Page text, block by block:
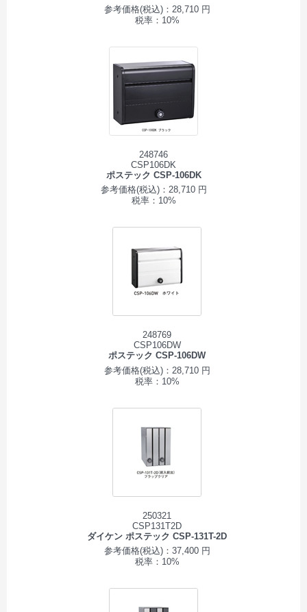
参考価格(税込)：28,710 円
税率：10%
248746
CSP106DK
ポステック CSP-106DK
参考価格(税込)：28,710 円
税率：10%
248769
CSP106DW
ポステック CSP-106DW
参考価格(税込)：28,710 円
税率：10%
250321
CSP131T2D
ダイケン ポステック CSP-131T-2D
参考価格(税込)：37,400 円
税率：10%